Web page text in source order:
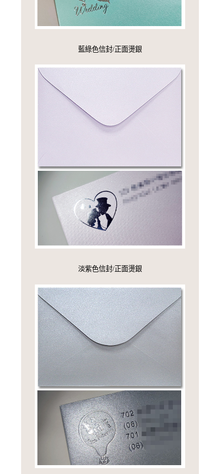
藍綠色信封/正面燙銀
淡紫色信封/正面燙銀